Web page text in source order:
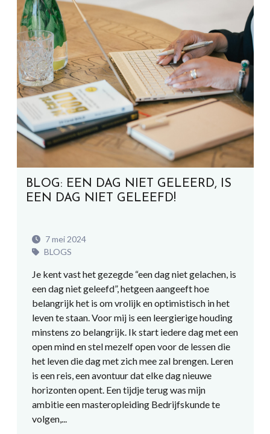
BLOG: EEN DAG NIET GELEERD, IS
EEN DAG NIET GELEEFD!
7 mei 2024
BLOGS
Je kent vast het gezegde “een dag niet gelachen, is
een dag niet geleefd”, hetgeen aangeeft hoe
belangrijk het is om vrolijk en optimistisch in het
leven te staan. Voor mij is een leergierige houding
minstens zo belangrijk. Ik start iedere dag met een
open mind en stel mezelf open voor de lessen die
het leven die dag met zich mee zal brengen. Leren
is een reis, een avontuur dat elke dag nieuwe
horizonten opent. Een tijdje terug was mijn
ambitie een masteropleiding Bedrijfskunde te
volgen,...